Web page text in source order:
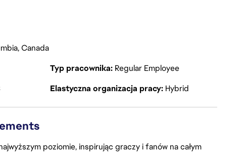
Canada
Typ pracownika Regular Employee
Elastyczna organizacja pracy Hybrid
poziomie, inspirując graczy i fanów na całym